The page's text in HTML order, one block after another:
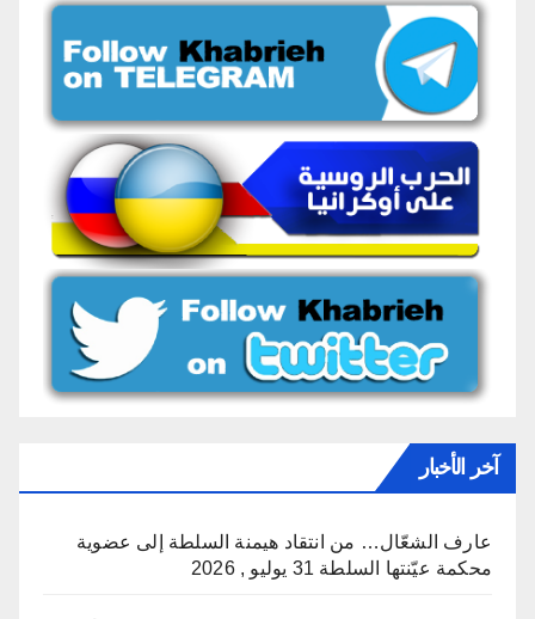
آخر الأخبار
عارف الشعّال… من انتقاد هيمنة السلطة إلى عضوية
محكمة عيّنتها السلطة 31 يوليو , 2026